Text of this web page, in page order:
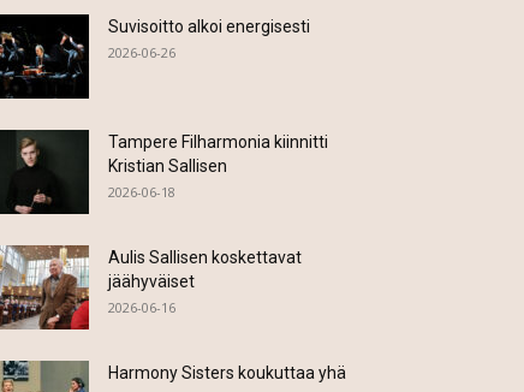
Suvisoitto alkoi energisesti
2026-06-26
Tampere Filharmonia kiinnitti
Kristian Sallisen
2026-06-18
Aulis Sallisen koskettavat
jäähyväiset
2026-06-16
Harmony Sisters koukuttaa yhä